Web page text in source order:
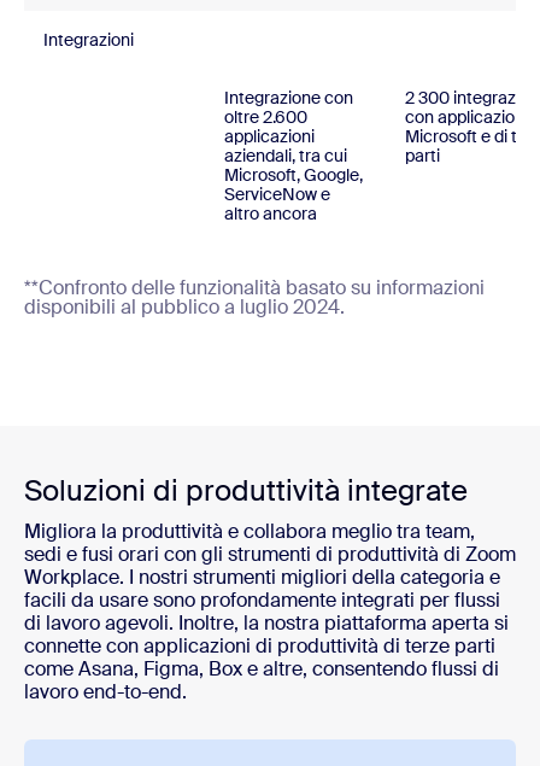
Integrazioni
Integrazione con
oltre 2.600
applicazioni
aziendali, tra cui
Microsoft, Google,
ServiceNow e
altro ancora
2 300
con applicazioni
Microsoft e di
parti
**Confronto delle funzionalità basato su informazioni
disponibili al pubblico a luglio 2024.
Soluzioni di produttività integrate
Migliora la produttività e collabora meglio tra team,
sedi e fusi orari con gli strumenti di produttività di Zoom
Workplace. I nostri strumenti migliori della categoria e
facili da usare sono profondamente integrati per flussi
di lavoro agevoli. Inoltre, la nostra piattaforma aperta si
connette con applicazioni di produttività di terze parti
come Asana, Figma, Box e altre, consentendo flussi di
lavoro end-to-end.